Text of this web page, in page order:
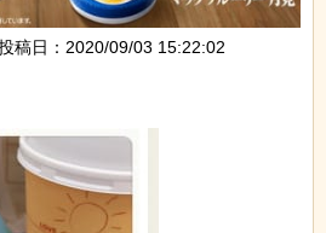
稿日：2020/09/03 15:22:02